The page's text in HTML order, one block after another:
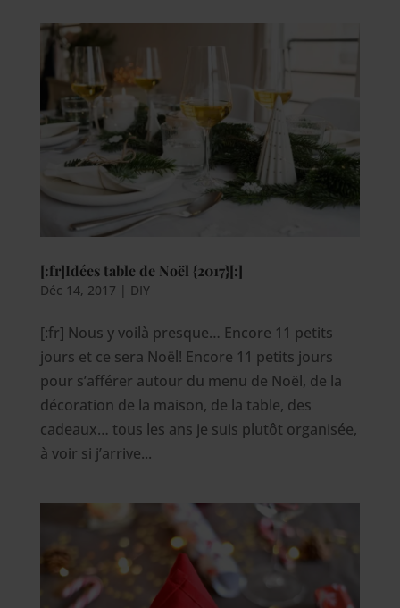
[:fr]Idées table de Noël {2017}[:]
Déc 14, 2017 | DIY
[:fr] Nous y voilà presque… Encore 11 petits
jours et ce sera Noël! Encore 11 petits jours
pour s’afférer autour du menu de Noël, de la
décoration de la maison, de la table, des
cadeaux… tous les ans je suis plutôt organisée,
à voir si j’arrive...